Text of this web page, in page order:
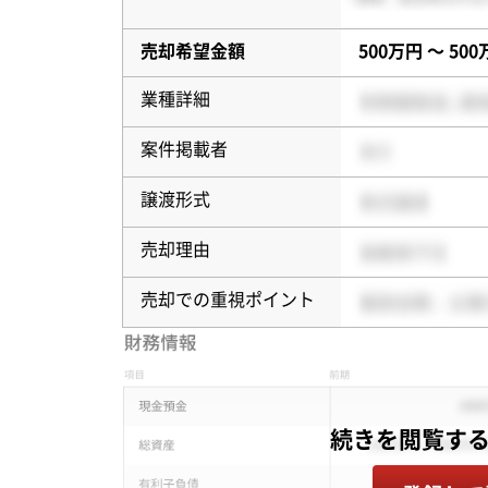
売却希望金額 500万円 〜 500
業種詳細
案件掲載者
譲渡形式
売却理由
売却での重視ポイント